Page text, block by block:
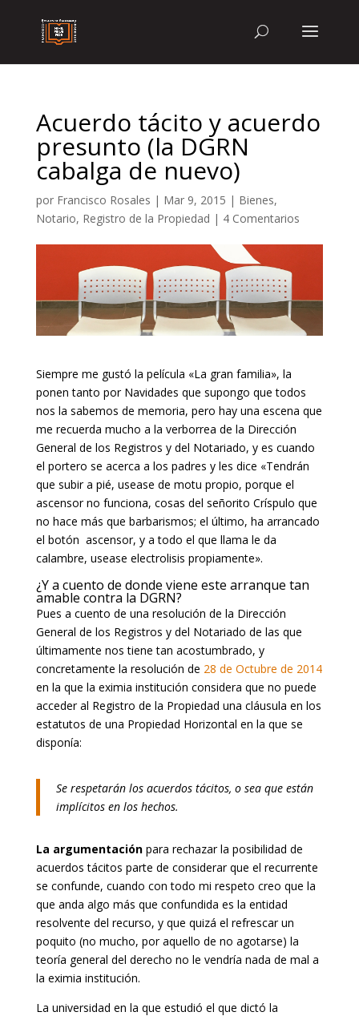
Acuerdo tácito y acuerdo
presunto (la DGRN
cabalga de nuevo)
por Francisco Rosales | Mar 9, 2015 | Bienes,
Notario, Registro de la Propiedad | 4 Comentarios
Siempre me gustó la película «La gran familia», la
ponen tanto por Navidades que supongo que todos
nos la sabemos de memoria, pero hay una escena que
me recuerda mucho a la verborrea de la Dirección
General de los Registros y del Notariado, y es cuando
el portero se acerca a los padres y les dice «Tendrán
que subir a pié, usease de motu propio, porque el
ascensor no funciona, cosas del señorito Críspulo que
no hace más que barbarismos; el último, ha arrancado
el botón ascensor, y a todo el que llama le da
calambre, usease electrolisis propiamente».
¿Y a cuento de donde viene este arranque tan
amable contra la DGRN?
Pues a cuento de una resolución de la Dirección
General de los Registros y del Notariado de las que
últimamente nos tiene tan acostumbrado, y
concretamente la resolución de 28 de Octubre de 2014
en la que la eximia institución considera que no puede
acceder al Registro de la Propiedad una cláusula en los
estatutos de una Propiedad Horizontal en la que se
disponía:
Se respetarán los acuerdos tácitos, o sea que están
implícitos en los hechos.
La argumentaciónpara rechazar la posibilidad de
acuerdos tácitos parte de considerar que el recurrente
se confunde, cuando con todo mi respeto creo que la
que anda algo más que confundida es la entidad
resolvente del recurso, y que quizá el refrescar un
poquito (no mucho, por aquello de no agotarse) la
teoría general del derecho no le vendría nada de mal a
la eximia institución.
La universidad en la que estudió el que dictó la